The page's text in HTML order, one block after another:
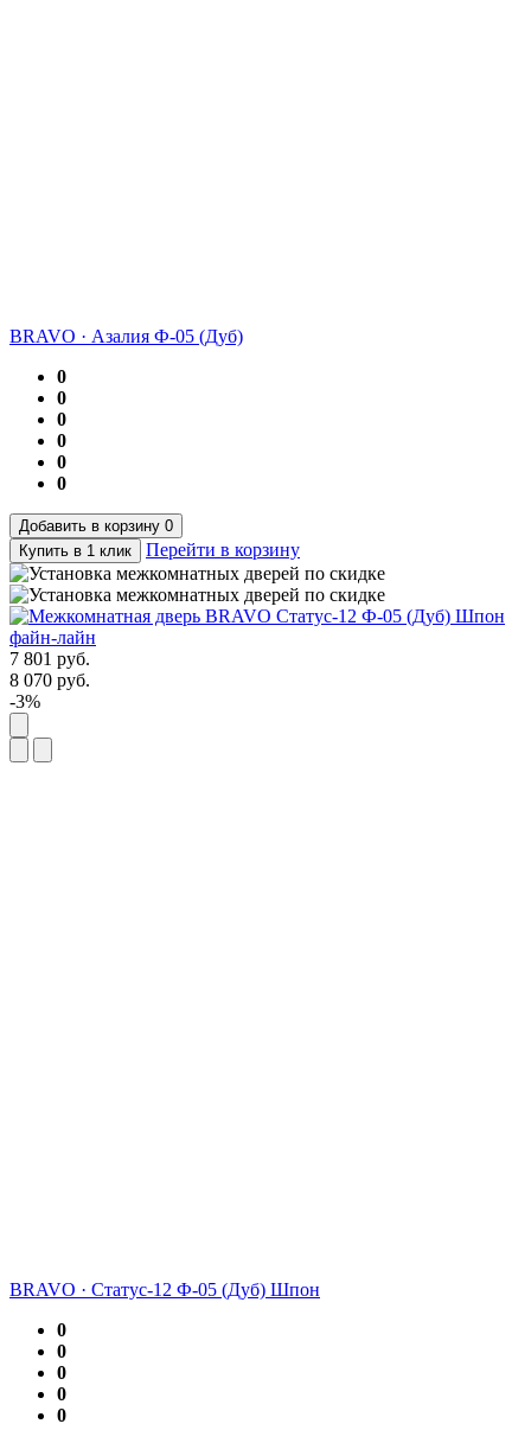
BRAVO · Азалия Ф-05 (Дуб)
0
0
0
0
0
0
Добавить в корзину 0
Купить в 1 клик
Перейти в корзину
7 801 руб.
8 070 руб.
-3%
BRAVO · Статус-12 Ф-05 (Дуб) Шпон
0
0
0
0
0